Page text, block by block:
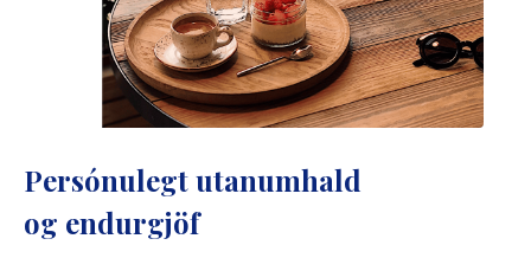
Persónulegt utanumhald
og endurgjöf